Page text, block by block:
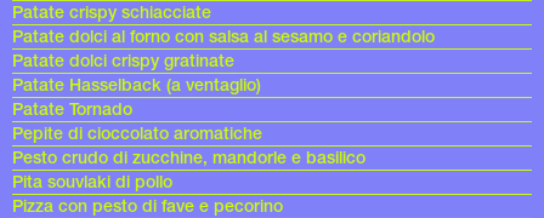
Patate crispy schiacciate
Patate dolci al forno con salsa al sesamo e coriandolo
Patate dolci crispy gratinate
Patate Hasselback (a ventaglio)
Patate Tornado
Pepite di cioccolato aromatiche
Pesto crudo di zucchine, mandorle e basilico
Pita souvlaki di pollo
Pizza con pesto di fave e pecorino